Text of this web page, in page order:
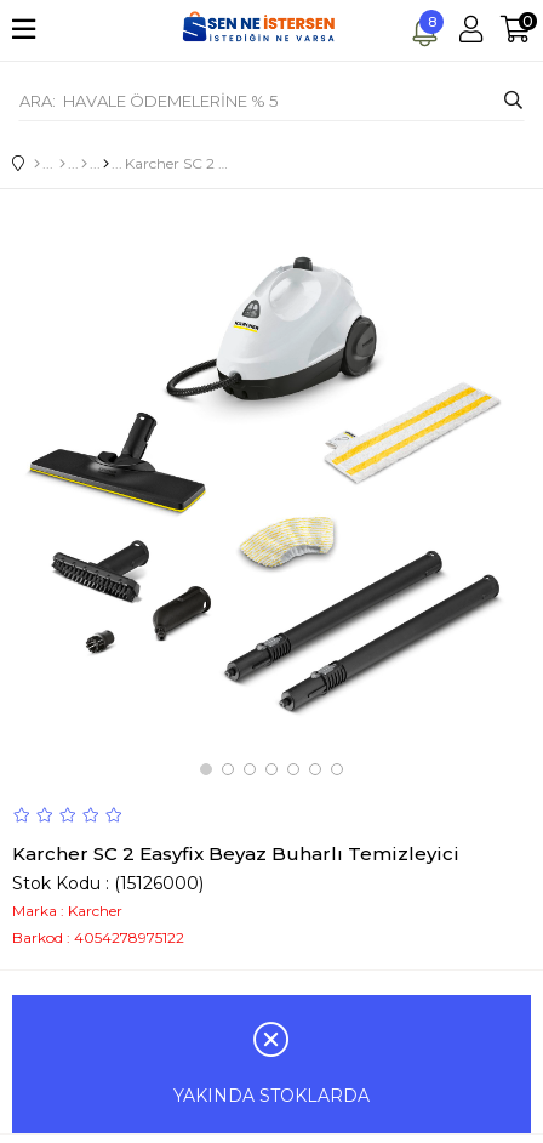
0
8
Karcher SC 2 Easyfix Beyaz Buharlı Temizleyici
Karcher SC 2 Easyfix Beyaz Buharlı Temizleyici
Stok Kodu (15126000)
Marka : Karcher
Barkod : 4054278975122
YAKINDA STOKLARDA